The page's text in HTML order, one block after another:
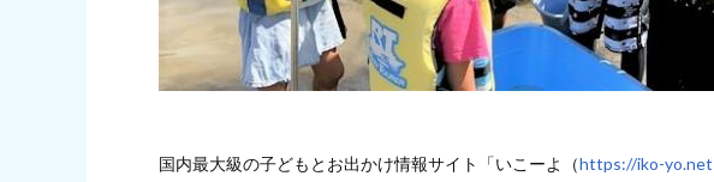
国内最大級の子どもとお出かけ情報サイト「いこーよ（https://iko-yo.net